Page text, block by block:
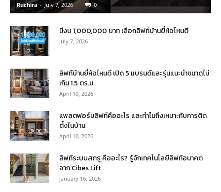
Ruchira - July 7, 2026 0
มีงบ 1,000,000 บาท เลือกลิฟท์บ้านยี่ห้อไหนดี
July 7, 2026
ลิฟท์บ้านยี่ห้อไหนดี เปิด 5 แบรนด์และรุ่นแนะนำขนาดไม่
เกิน 1.5 ตร.ม.
April 10, 2026
แพลตฟอร์มลิฟท์คืออะไร และทำไมถึงเหมาะกับการติด
ตั้งในบ้าน
April 10, 2026
ลิฟท์ระบบสกรู คืออะไร? รู้จักเทคโนโลยีลิฟท์อนาคต
จาก Cibes Lift
January 16, 2026